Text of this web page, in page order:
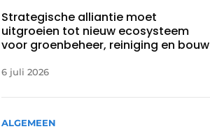
Strategische alliantie moet
uitgroeien tot nieuw ecosysteem
voor groenbeheer, reiniging en bouw
6 juli 2026
ALGEMEEN